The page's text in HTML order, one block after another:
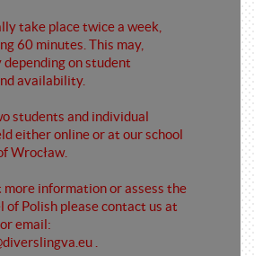
take place twice a week,
60 minutes. This may,
depending on student
availability.
students and individual
either online or at our school
Wrocław.
more information or assess the
of Polish please contact us at
email:
.